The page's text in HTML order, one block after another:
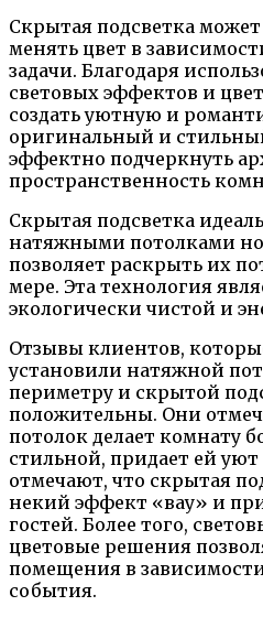
Скрытая подсветка
менять цвет в
задачи. Благодаря
световых эффектов и
создать уютную и
оригинальный и
эффектно подчеркнуть
пространственность
Скрытая подсветка
натяжными потолками
позволяет раскрыть их
мере. Эта технология
экологически чистой и
Отзывы клиентов,
установили натяжной
периметру и скрытой
положительны. Они
потолок делает комнату
стильной, придает ей
отмечают, что скрытая
некий эффект «вау» и
гостей. Более того,
цветовые решения
помещения в
события.